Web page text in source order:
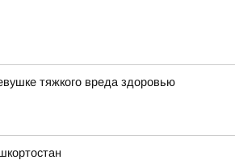
тяжкого вреда здоровью